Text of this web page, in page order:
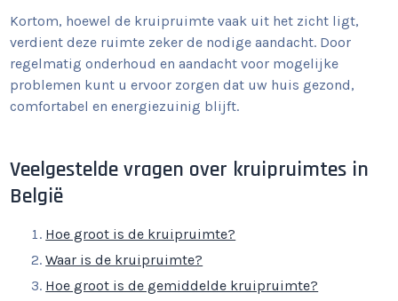
Kortom, hoewel de kruipruimte vaak uit het zicht ligt,
verdient deze ruimte zeker de nodige aandacht. Door
regelmatig onderhoud en aandacht voor mogelijke
problemen kunt u ervoor zorgen dat uw huis gezond,
comfortabel en energiezuinig blijft.
Veelgestelde vragen over kruipruimtes in
België
Hoe groot is de kruipruimte?
Waar is de kruipruimte?
Hoe groot is de gemiddelde kruipruimte?